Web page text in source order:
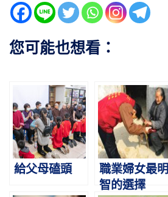
您可能也想看：
給父母磕頭
職業婦女最明
智的選擇